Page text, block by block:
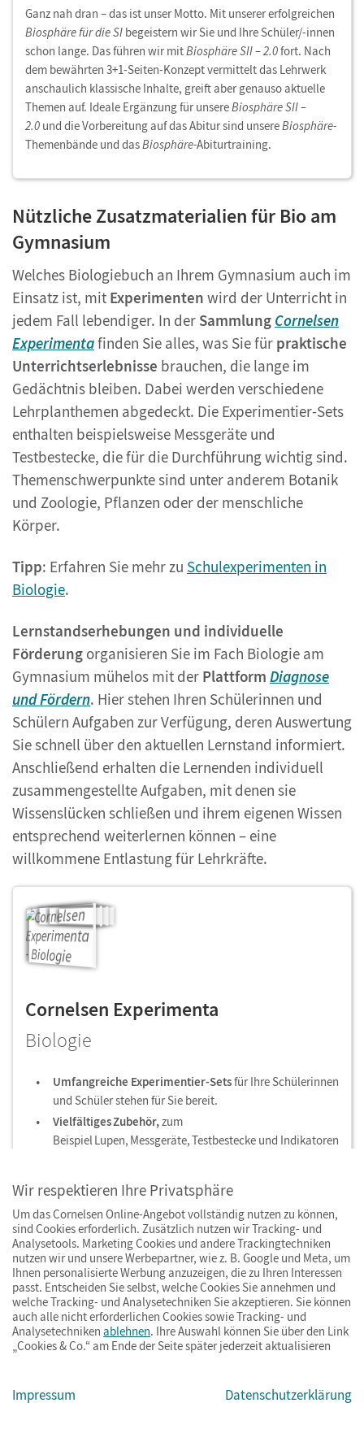
Ganz nah dran – das ist unser Motto. Mit unserer erfolgreichen
Biosphäre für die SI begeistern wir Sie und Ihre Schüler/-innen
schon lange. Das führen wir mitBiosphäre SII – 2.0fort. Nach
dem bewährten 3+1-Seiten-Konzept vermittelt das Lehrwerk
anschaulich klassische Inhalte, greift aber genauso aktuelle
Themen auf. Ideale Ergänzung für unsereBiosphäre SII –
2.0 und die Vorbereitung auf das Abitur sind unsereBiosphäre-
Themenbände und dasBiosphäre-Abiturtraining.
Nützliche Zusatzmaterialien für Bio am
Gymnasium
Welches Biologiebuch an Ihrem Gymnasium auch im
Einsatz ist, mit Experimenten wird der Unterricht in
jedem Fall lebendiger. In der Sammlung Cornelsen
Experimentafinden Sie alles, was Sie für praktische
Unterrichtserlebnisse brauchen, die lange im
Gedächtnis bleiben. Dabei werden verschiedene
Lehrplanthemen abgedeckt. Die Experimentier-Sets
enthalten beispielsweise Messgeräte und
Testbestecke, die für die Durchführung wichtig sind.
Themenschwerpunkte sind unter anderem Botanik
und Zoologie, Pflanzen oder der menschliche
Körper.
Tipp: Erfahren Sie mehr zu Schulexperimenten in
Biologie.
Lernstandserhebungen und individuelle
Förderung organisieren Sie im Fach Biologie am
Gymnasium mühelos mit der Plattform Diagnose
und Fördern. Hier stehen Ihren Schülerinnen und
Schülern Aufgaben zur Verfügung, deren Auswertung
Sie schnell über den aktuellen Lernstand informiert.
Anschließend erhalten die Lernenden individuell
zusammengestellte Aufgaben, mit denen sie
Wissenslücken schließen und ihrem eigenen Wissen
entsprechend weiterlernen können – eine
willkommene Entlastung für Lehrkräfte.
Cornelsen Experimenta
Biologie
Umfangreiche Experimentier-Setsfür Ihre Schülerinnen
und Schüler stehen für Sie bereit.
Vielfältiges Zubehör,zum
Beispiel Lupen, Messgeräte, Testbestecke und Indikatoren
Potenziale entfalten
Wir respektieren Ihre Privatsphäre
Um das Cornelsen Online-Angebot vollständig nutzen zu können,
sind Cookies erforderlich. Zusätzlich nutzen wir Tracking- und
Analysetools. Marketing Cookies und andere Trackingtechniken
nutzen wir und unsere Werbepartner, wie z. B. Google und Meta, um
Ihnen personalisierte Werbung anzuzeigen, die zu Ihren Interessen
passt. Entscheiden Sie selbst, welche Cookies Sie annehmen und
welche Tracking- und Analysetechniken Sie akzeptieren. Sie können
auch alle nicht erforderlichen Cookies sowie Tracking- und
Analysetechniken ablehnen. Ihre Auswahl können Sie über den Link
„Cookies & Co.“ am Ende der Seite später jederzeit aktualisieren
Impressum Datenschutzerklärung